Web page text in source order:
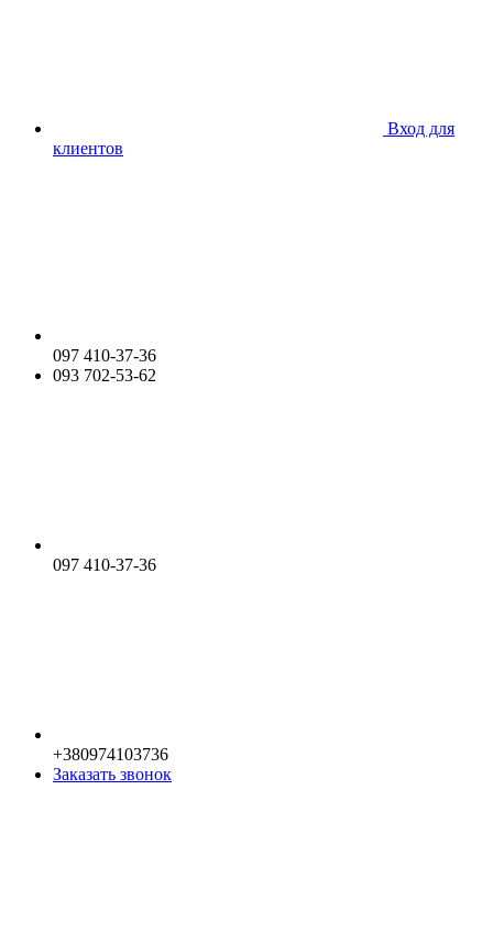
Вход для
клиентов
097 410-37-36
093 702-53-62
097 410-37-36
+380974103736
Заказать звонок